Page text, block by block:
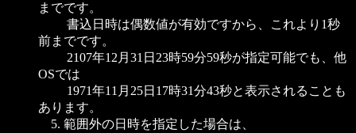
までです。
書込日時は偶数値が有効ですから、これより1秒
前までです。
2107年12月31日23時59分59秒が指定可能でも、他
OSでは
1971年11月25日17時31分43秒と表示されることも
あります。
5. 範囲外の日時を指定した場合は、